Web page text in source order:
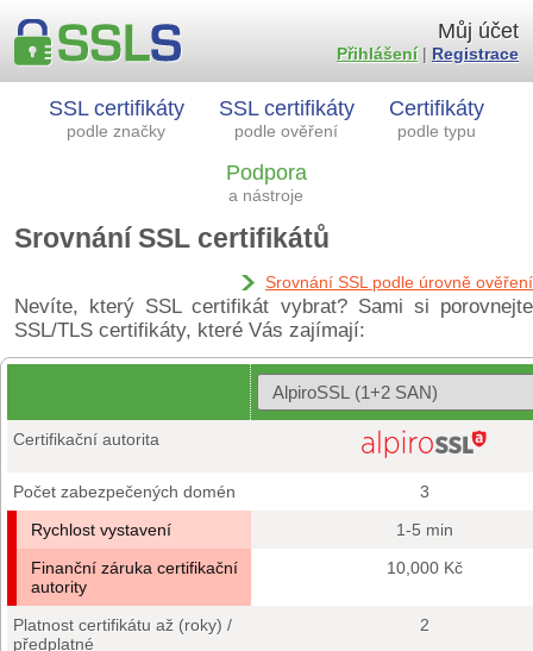
SSL certifikáty
podle značky
SSL certifikáty
podle ověření
Certifikáty
podle typu
Podpora
a nástroje
Můj účet
Přihlášení| Registrace
Srovnání SSL certifikátů
Srovnání SSL podle úrovně ověření
Nevíte, který SSL certifikát vybrat? Sami si porovnejte
SSL/TLS certifikáty, které Vás zajímají:
Certifikační autorita
Počet zabezpečených domén
3
Rychlost vystavení
1-5 min
Finanční záruka certifikační
autority
10,000 Kč
Platnost certifikátu až (roky) /
předplatné
2